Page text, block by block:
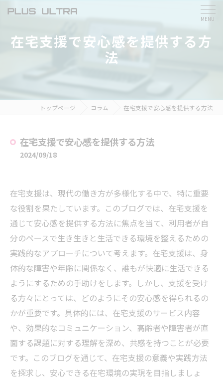
在宅支援で安心感を提供する方
法
トップページ コラム 在宅支援で安心感を提供する方法
在宅支援で安心感を提供する方法
2024/09/18
在宅支援は、現代の働き方が多様化する中で、特に重要
な役割を果たしています。このブログでは、在宅支援を
通じて安心感を提供する方法に焦点を当て、利用者が自
分のペースで生き生きと生活できる環境を整えるための
実践的なアプローチについて考えます。在宅支援は、身
体的な障害や年齢に関係なく、誰もが快適に生活できる
ようにするための手助けをします。しかし、支援を受け
る方々にとっては、どのようにその安心感を得られるの
かが重要です。具体的には、在宅支援のサービス内容
や、効果的なコミュニケーション、高齢者や障害者が直
面する課題に対する理解を深め、共感を持つことが必要
です。このブログを通じて、在宅支援の意義や実践方法
を探求し、安心できる在宅環境の実現を目指しましょ